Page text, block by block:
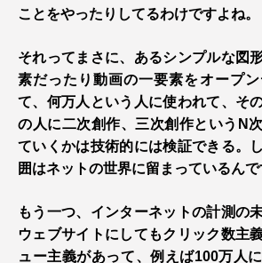
ことをやったりしてるわけですよね。
それってまさに、あるシンプルな図
素だったり動画の一要素をオープ
て、何万人という人に使われて、そ
の人に二次創作、三次創作というN
ていくかは技術的には検証できる。
囲はネットの世界に留まっているんで
もう一つ、インターネットの計測の
ウェブサイトにしてもクリック数主
ュー主義があって、例えば100万人